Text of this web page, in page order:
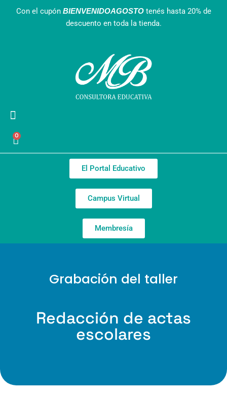
Con el cupón BIENVENIDOAGOSTO tenés hasta 20% de
descuento en toda la tienda.
0
Cart
El Portal Educativo
Campus Virtual
Membresía
Grabación del taller
Redacción de actas
escolares